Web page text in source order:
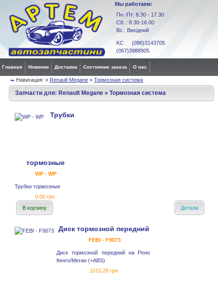
Мы работаем:
Пн.-Пт: 8.30 - 17.30
Сб. : 8.30-16.00
Вс.: Вихідний
KC (096)3143705
(067)3988905
Главная Новинки Доставка Состояние заказа О нас
Навигация: » Renault Megane » Тормозная система
Запчасти для: Renault Megane » Тормозная система
Трубки
тормозные
WP - WP
Трубки тормозные
0.00 грн.
В корзину
Детали
Диск тормозной передний
FEBI - F9073
Диск тормозной передний на Рено
Кенго/Меган (+ABS)
1015.28 грн.